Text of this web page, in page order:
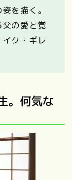
を描く。
の愛と覚
ク・ギレ
。何気な